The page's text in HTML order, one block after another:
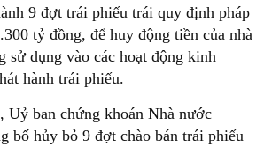
9 đợt trái phiếu trái quy định pháp
tỷ đồng, để huy động tiền của nhà
sử dụng vào các hoạt động kinh
hành trái phiếu.
Uỷ ban chứng khoán Nhà nước
bố hủy bỏ 9 đợt chào bán trái phiếu